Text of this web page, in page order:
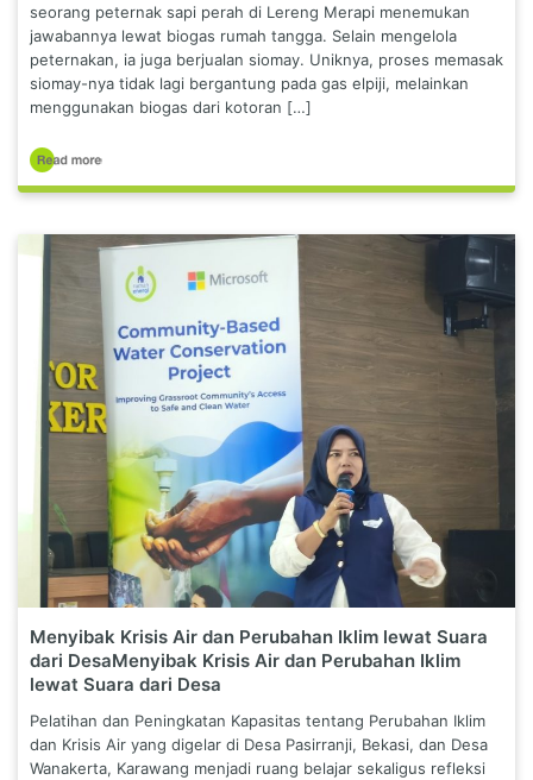
seorang peternak sapi perah di Lereng Merapi menemukan
jawabannya lewat biogas rumah tangga. Selain mengelola
peternakan, ia juga berjualan siomay. Uniknya, proses memasak
siomay-nya tidak lagi bergantung pada gas elpiji, melainkan
menggunakan biogas dari kotoran […]
Menyibak Krisis Air dan Perubahan Iklim lewat Suara
dari DesaMenyibak Krisis Air dan Perubahan Iklim
lewat Suara dari Desa
Pelatihan dan Peningkatan Kapasitas tentang Perubahan Iklim
dan Krisis Air yang digelar di Desa Pasirranji, Bekasi, dan Desa
Wanakerta, Karawang menjadi ruang belajar sekaligus refleksi